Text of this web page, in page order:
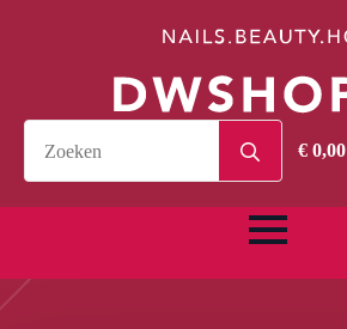
for:€0,00